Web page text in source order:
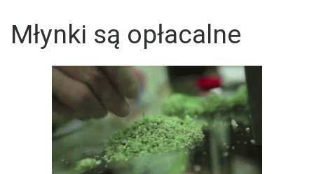
Młynki są opłacalne